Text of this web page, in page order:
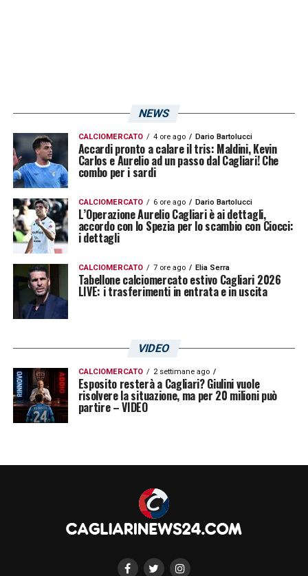
NEWS
CALCIOMERCATO 4 ore ago Dario Bartolucci
Accardi pronto a calare il tris: Maldini, Kevin
Carlos e Aurelio ad un passo dal Cagliari! Che
combo per i sardi
CALCIOMERCATO 6 ore ago Dario Bartolucci
L’Operazione Aurelio Cagliari è ai dettagli,
accordo con lo Spezia per lo scambio con Ciocci:
i dettagli
CALCIOMERCATO 7 ore ago Elia Serra
Tabellone calciomercato estivo Cagliari 2026
LIVE: i trasferimenti in entrata e in uscita
VIDEO
CALCIOMERCATO 2 settimane ago
Esposito resterà a Cagliari? Giulini vuole
risolvere la situazione, ma per 20 milioni può
partire – VIDEO